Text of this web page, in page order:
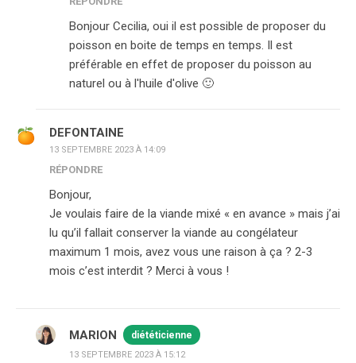
Bonjour Cecilia, oui il est possible de proposer du
poisson en boite de temps en temps. Il est
préférable en effet de proposer du poisson au
naturel ou à l'huile d'olive 🙂
DEFONTAINE
13 SEPTEMBRE 2023 À 14:09
RÉPONDRE
Bonjour,
Je voulais faire de la viande mixé « en avance » mais j’ai
lu qu’il fallait conserver la viande au congélateur
maximum 1 mois, avez vous une raison à ça ? 2-3
mois c’est interdit ? Merci à vous !
MARION diététicienne
13 SEPTEMBRE 2023 À 15:12